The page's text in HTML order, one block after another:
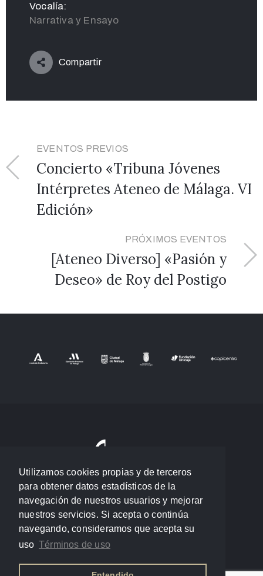
Utilizamos cookies propias y de terceros
para obtener datos estadísticos de la
navegación de nuestros usuarios y mejorar
nuestros servicios. Si acepta o continúa
navegando, consideramos que acepta su
uso Términos de uso
Vocalía:
Narrativa y Ensayo
Compartir
EVENTOS PREVIOS
Concierto «Tribuna Jóvenes
Intérpretes Ateneo de Málaga. VI
Edición»
PRÓXIMOS EVENTOS
[Ateneo Diverso] «Pasión y
Deseo» de Roy del Postigo